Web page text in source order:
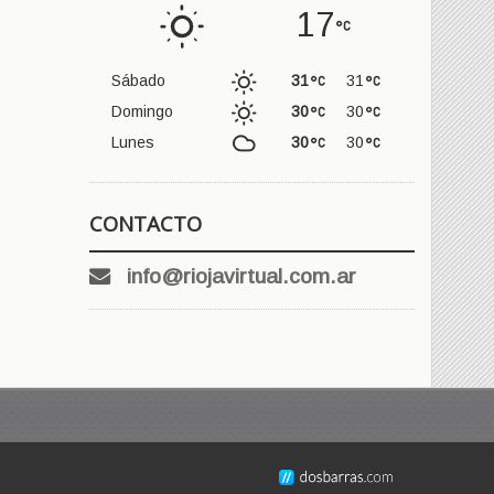
17
Sábado 31
31
Domingo
30
30
Lunes
30
30
CONTACTO
info@riojavirtual.com.ar